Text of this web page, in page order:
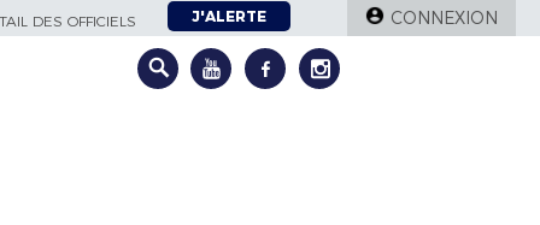
DES OFFICIELS J'ALERTE CONNEXION